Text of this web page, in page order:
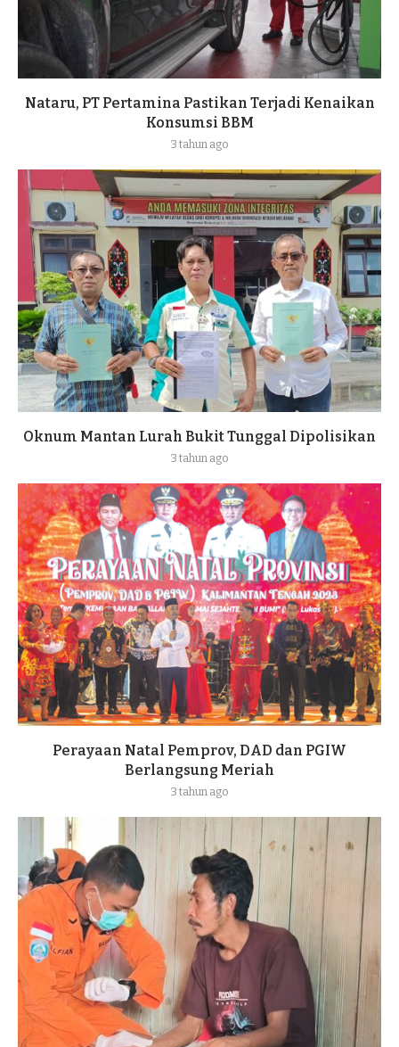
Nataru, PT Pertamina Pastikan Terjadi Kenaikan
Konsumsi BBM
3 tahun ago
Oknum Mantan Lurah Bukit Tunggal Dipolisikan
3 tahun ago
Perayaan Natal Pemprov, DAD dan PGIW
Berlangsung Meriah
3 tahun ago